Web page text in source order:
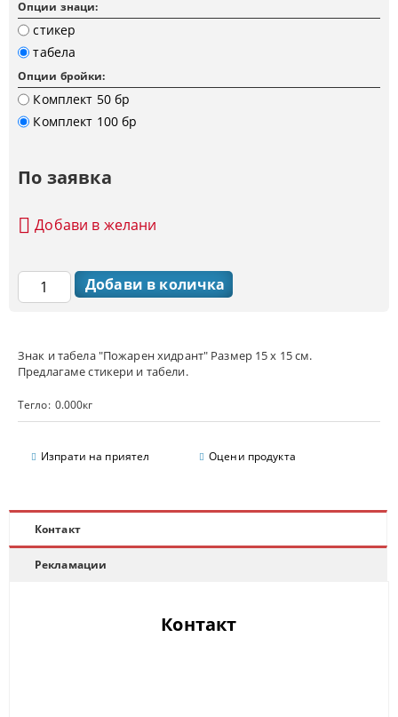
Знак и табела "Пожарен хидрант" Размер 15 х 15 см.
Предлагаме стикери и табели.
Тегло: 0.000кг
Изпрати на приятел Оцени продукта
Опции знаци:
стикер
табела
Опции бройки:
Комплект 50 бр
Комплект 100 бр
По заявка
Добави в желани
Контакт
Рекламации
Контакт